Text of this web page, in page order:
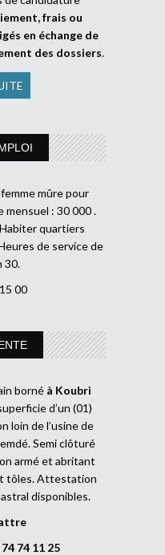
frais ou
en échange de
des dossiers.
mûre pour
mensuel : 30 000 .
quartiers
de service de
30.
00
borné à Koubri
d’un (01)
loin de l’usine de
Semi clôturé
armé et abritant
tôles. Attestation
disponibles.
74 11 25